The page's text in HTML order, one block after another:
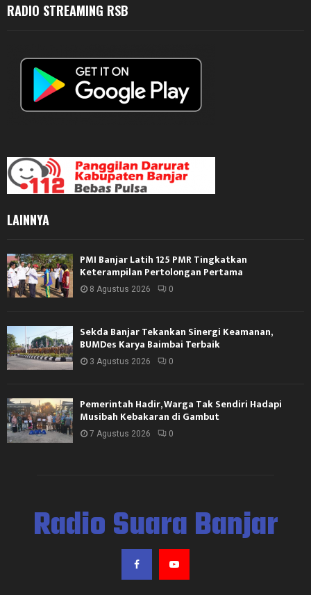
RADIO STREAMING RSB
LAINNYA
PMI Banjar Latih 125 PMR Tingkatkan
Keterampilan Pertolongan Pertama
8 Agustus 2026 0
Sekda Banjar Tekankan Sinergi Keamanan,
BUMDes Karya Baimbai Terbaik
3 Agustus 2026 0
Pemerintah Hadir, Warga Tak Sendiri Hadapi
Musibah Kebakaran di Gambut
7 Agustus 2026 0
Radio Suara Banjar